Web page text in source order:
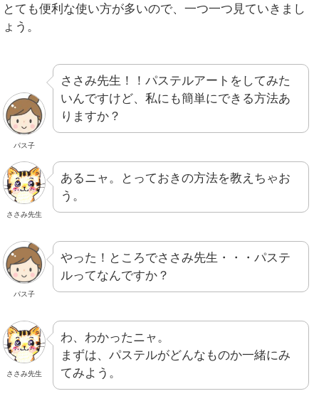
とても便利な使い方が多いので、一つ一つ見ていきまし
ょう。
パス子
ささみ先生！！パステルアートをしてみた
いんですけど、私にも簡単にできる方法あ
りますか？
ささみ先生
あるニャ。とっておきの方法を教えちゃお
う。
パス子
やった！ところでささみ先生・・・パステ
ルってなんですか？
ささみ先生
わ、わかったニャ。
まずは、パステルがどんなものか一緒にみ
てみよう。